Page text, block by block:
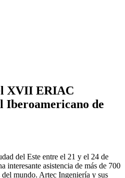
XVII ERIAC
Iberoamericano de
del Este entre el 21 y el 24 de
interesante asistencia de más de 700
mundo. Artec Ingeniería y sus